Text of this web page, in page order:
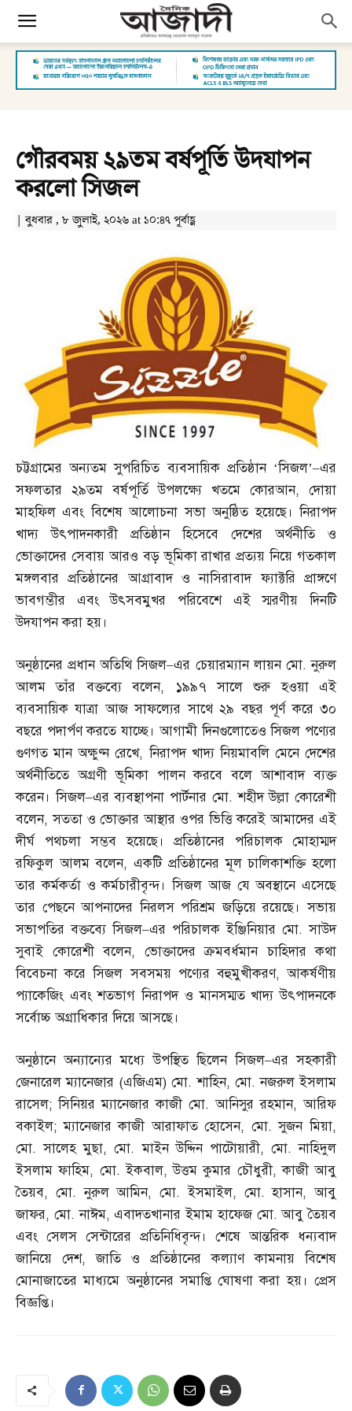
গৌরবময় ২৯তম বর্ষপূর্তি উদযাপন
করলো সিজল
| বুধবার , ৮ জুলাই, ২০২৬ at ১০:৪৭ পূর্বাহ্ণ
চট্টগ্রামের অন্যতম সুপরিচিত ব্যবসায়িক প্রতিষ্ঠান ‘সিজল’–এর
সফলতার ২৯তম বর্ষপূর্তি উপলক্ষ্যে খতমে কোরআন, দোয়া
মাহফিল এবং বিশেষ আলোচনা সভা অনুষ্ঠিত হয়েছে। নিরাপদ
খাদ্য উৎপাদনকারী প্রতিষ্ঠান হিসেবে দেশের অর্থনীতি ও
ভোক্তাদের সেবায় আরও বড় ভূমিকা রাখার প্রত্যয় নিয়ে গতকাল
মঙ্গলবার প্রতিষ্ঠানের আগ্রাবাদ ও নাসিরাবাদ ফ্যাক্টরি প্রাঙ্গণে
ভাবগম্ভীর এবং উৎসবমুখর পরিবেশে এই স্মরণীয় দিনটি
উদযাপন করা হয়।
অনুষ্ঠানের প্রধান অতিথি সিজল–এর চেয়ারম্যান লায়ন মো.নুরুল
আলম তাঁর বক্তব্যে বলেন,
১৯৯৭ সালে শুরু হওয়া এই
ব্যবসায়িক যাত্রা আজ সাফল্যের সাথে ২৯ বছর পূর্ণ করে ৩০
বছরে পদার্পণ করতে যাচ্ছে। আগামী দিনগুলোতেও সিজল পণ্যের
গুণগত মান অক্ষুণ্ন রেখে,নিরাপদ খাদ্য নিয়মাবলি মেনে দেশের
অর্থনীতিতে অগ্রণী ভূমিকা পালন করবে বলে আশাবাদ ব্যক্ত
করেন। সিজল–এর ব্যবস্থাপনা পার্টনার মো.শহীদ উল্লা কোরেশী
বলেন,সততা ও ভোক্তার আস্থার ওপর ভিত্তি করেই আমাদের এই
দীর্ঘ পথচলা সম্ভব হয়েছে। প্রতিষ্ঠানের পরিচালক মোহাম্মদ
রফিকুল আলম বলেন,একটি প্রতিষ্ঠানের মূল চালিকাশক্তি হলো
তার কর্মকর্তা ও কর্মচারীবৃন্দ। সিজল আজ যে অবস্থানে এসেছে
তার পেছনে আপনাদের নিরলস পরিশ্রম জড়িয়ে রয়েছে। সভায়
সভাপতির বক্তব্যে সিজল–এর পরিচালক ইঞ্জিনিয়ার মো.সাউদ
সুবাই কোরেশী বলেন, ভোক্তাদের ক্রমবর্ধমান চাহিদার কথা
বিবেচনা করে সিজল সবসময় পণ্যের বহুমুখীকরণ,আকর্ষণীয়
প্যাকেজিং এবং শতভাগ নিরাপদ ও মানসম্মত খাদ্য উৎপাদনকে
সর্বোচ্চ অগ্রাধিকার দিয়ে আসছে।
অনুষ্ঠানে অন্যান্যের মধ্যে উপস্থিত ছিলেন সিজল–এর সহকারী
জেনারেল ম্যানেজার (এজিএম)মো.শাহিন, মো.নজরুল ইসলাম
রাসেল;সিনিয়র ম্যানেজার কাজী মো.আনিসুর রহমান,আরিফ
বকাইল;ম্যানেজার কাজী আরাফাত হোসেন, মো.সুজন মিয়া,
মো.সালেহ মুছা,মো.মাইন উদ্দিন পাটোয়ারী, মো.নাহিদুল
ইসলাম ফাহিম, মো.ইকবাল,উত্তম কুমার চৌধুরী,কাজী আবু
তৈয়ব, মো.নুরুল আমিন, মো.ইসমাইল, মো.হাসান,আবু
জাফর, মো.নাঈম,এবাদতখানার ইমাম হাফেজ মো.আবু তৈয়ব
এবং সেলস সেন্টারের প্রতিনিধিবৃন্দ। শেষে আন্তরিক ধন্যবাদ
জানিয়ে দেশ,জাতি ও প্রতিষ্ঠানের কল্যাণ কামনায় বিশেষ
মোনাজাতের মাধ্যমে অনুষ্ঠানের সমাপ্তি ঘোষণা করা হয়। প্রেস
বিজ্ঞপ্তি।